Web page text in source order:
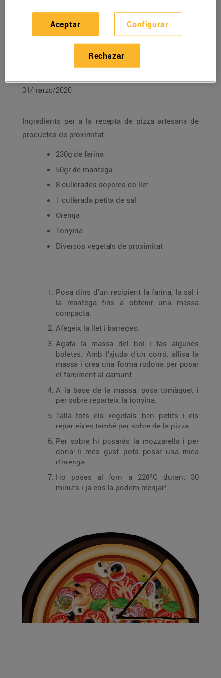
RECETAS
Recepta de pizza
artesana de productes
de proximitat
31/marzo/2020
Ingredients per a la recepta de pizza artesana de
productes de proximitat:
230g de farina
50gr de mantega
8 cullerades soperes de llet
1 cullerada petita de sal
Orenga
Tonyina
Diversos vegetals de proximitat
Posa dins d’un recipient la farina, la sal i
la mantega fins a obtenir una massa
compacta.
Afegeix la llet i barreges.
Agafa la massa del bol i fas algunes
boletes. Amb l’ajuda d’un corró, allisa la
massa i crea una forma rodona per posar
el farciment al damunt.
A la base de la massa, posa tomàquet i
per sobre reparteix la tonyina.
Talla tots els vegetals ben petits i els
reparteixes també per sobre de la pizza.
Per sobre hi posaràs la mozzarella i per
donar-li més gust pots posar una mica
d’orenga.
Ho poses al forn a 220ºC durant 30
minuts i ja ens la podem menjar!
Configurar
Rechazar
Aceptar